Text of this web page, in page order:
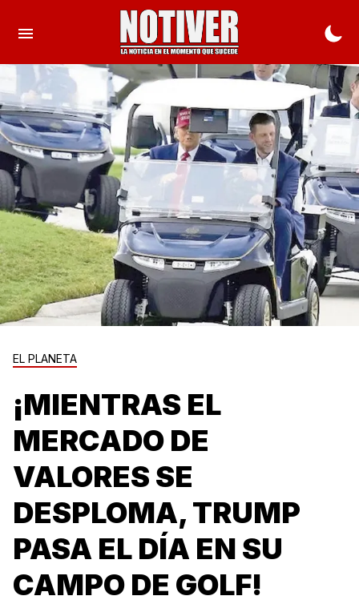
EL PLANETA
¡MIENTRAS EL
MERCADO DE
VALORES SE
DESPLOMA, TRUMP
PASA EL DÍA EN SU
CAMPO DE GOLF!